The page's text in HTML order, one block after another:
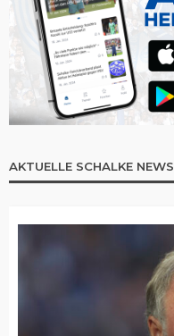
AKTUELLE SCHALKE NEWS